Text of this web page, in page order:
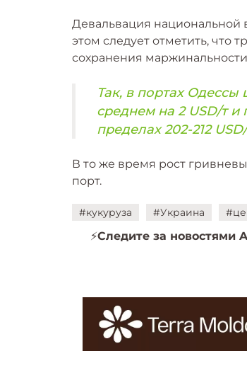
Девальвация национальной
этом следует отметить, что
сохранения
Так, в портах
среднем на 2 USD/т и
пределах 202-212
В то же время рост
порт.
#кукуруза #Украина
⚡️Следите за новостями